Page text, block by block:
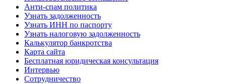
Анти-спам политика
Узнать задолженность
Узнать ИНН по паспорту
Узнать налоговую задолженность
Калькулятор банкротства
Карта сайта
Бесплатная юридическая консультация
Интервью
Сотрудничество